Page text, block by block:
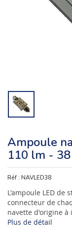
Ampoule
110 lm -
Réf : NAVLED38
L'ampoule LED de
connecteur de
navette d'origine à
Plus de détail